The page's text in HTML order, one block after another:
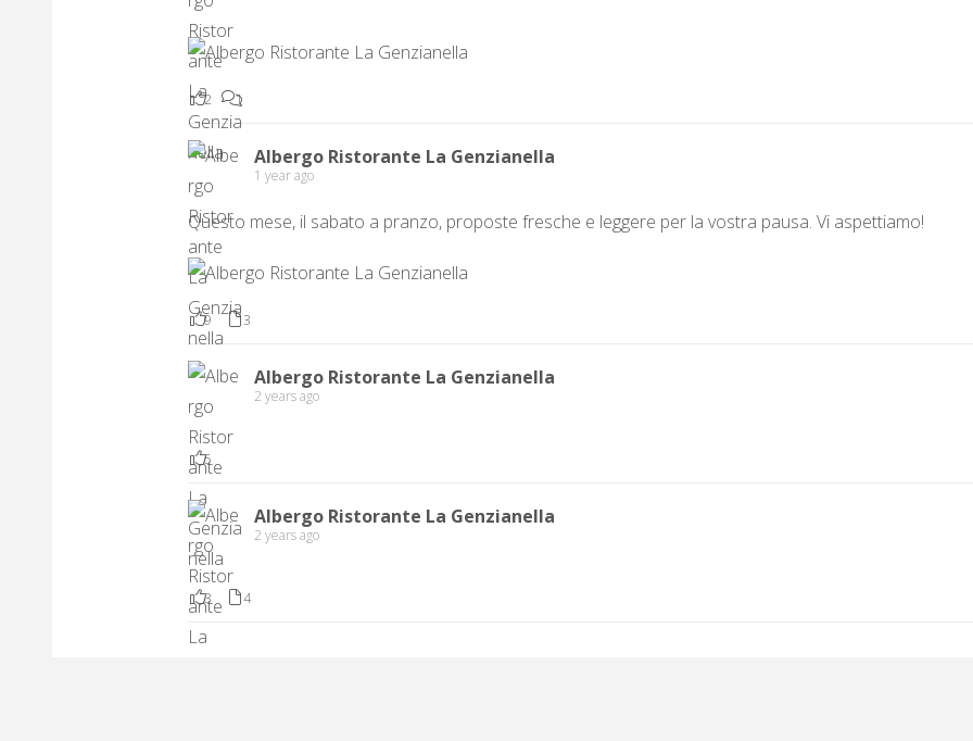
2 1
Albergo Ristorante La Genzianella
1 year ago
Questo mese, il sabato a pranzo, proposte fresche e leggere per la vostra pausa. Vi aspettiamo!
9 3
Albergo Ristorante La Genzianella
2 years ago
5
Albergo Ristorante La Genzianella
2 years ago
3 4